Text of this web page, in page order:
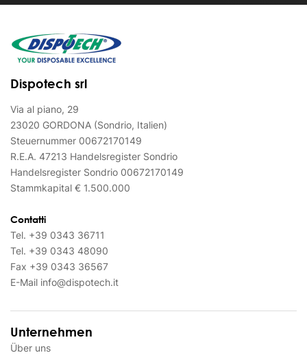
Dispotech srl
Via al piano, 29
23020 GORDONA (Sondrio, Italien)
Steuernummer 00672170149
R.E.A. 47213 Handelsregister Sondrio
Handelsregister Sondrio 00672170149
Stammkapital € 1.500.000
Contatti
Tel. +39 0343 36711
Tel. +39 0343 48090
Fax +39 0343 36567
E-Mail info@dispotech.it
Unternehmen
Über uns